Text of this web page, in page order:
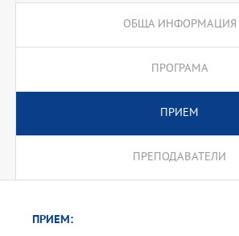
ОБЩА ИНФОРМАЦИЯ
ПРОГРАМА
ПРИЕМ
ПРЕПОДАВАТЕЛИ
ПРИЕМ: